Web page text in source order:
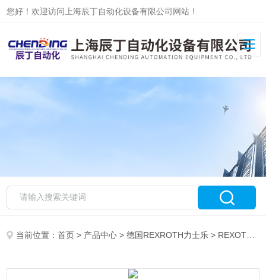
您好！欢迎访问上海辰丁自动化设备有限公司网站！
当前位置：首页 > 产品中心 >德国REXROTH力士乐 > REXOTH力士乐电磁阀